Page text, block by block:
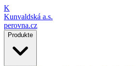
K
Kunvaldská a.s.
perovna.cz
Produkte